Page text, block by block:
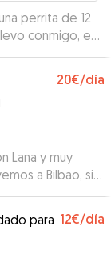
perrita de 12
conmigo, es
ocasión no
la he dejado
No puedo
que la ha
que viera lo
se fue muy a
con Araitz
me pareció
con ella
20€/día
Lana y muy
a Bilbao, sin
Lana un día
❤️.
para 12€/día